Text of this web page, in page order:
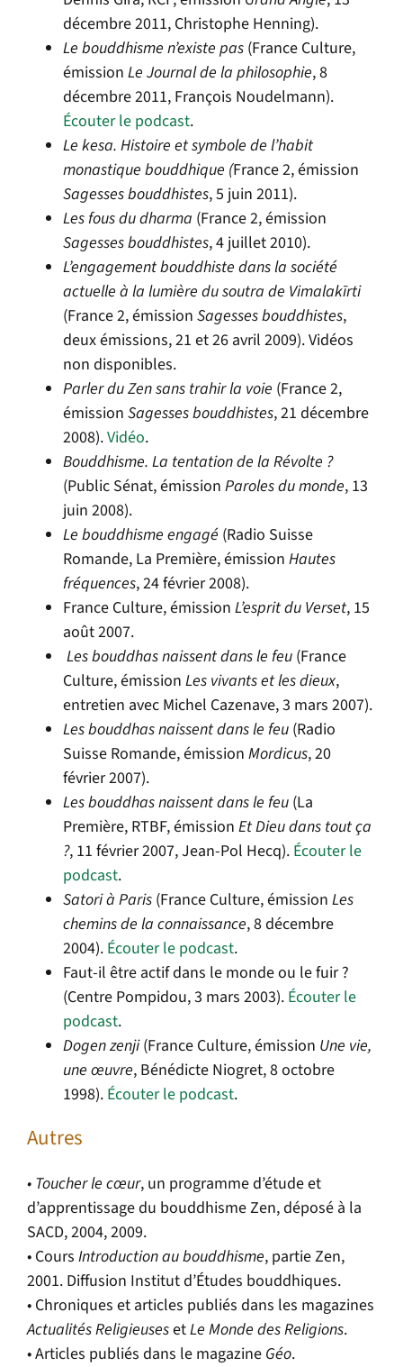
décembre 2011, Christophe Henning).
Le bouddhisme n’existe pas(France Culture,
émission Le Journal de la philosophie, 8
décembre 2011, François Noudelmann).
Écouter le podcast.
Le kesa. Histoire et symbole de l’habit
monastique bouddhique (France 2, émission
Sagesses bouddhistes, 5 juin 2011).
Les fous du dharma (France 2, émission
Sagesses bouddhistes, 4 juillet 2010).
L’engagement bouddhiste dans la société
actuelle à la lumière du soutra de Vimalakīrti
(France 2, émission Sagesses bouddhistes,
deux émissions, 21 et 26 avril 2009). Vidéos
non disponibles.
Parler du Zen sans trahir la voie (France 2,
émission Sagesses bouddhistes, 21 décembre
2008).Vidéo.
Bouddhisme. La tentation de la Révolte ?
(Public Sénat, émission Paroles du monde, 13
juin 2008).
Le bouddhisme engagé(Radio Suisse
Romande, La Première, émission Hautes
fréquences, 24 février 2008).
France Culture, émission L’esprit du Verset, 15
août 2007.
Les bouddhas naissent dans le feu(France
Culture, émission Les vivants et les dieux,
entretien avec Michel Cazenave, 3 mars 2007).
Les bouddhas naissent dans le feu(Radio
Suisse Romande, émission Mordicus, 20
février 2007).
Les bouddhas naissent dans le feu(La
Première, RTBF, émission Et Dieu dans tout ça
?, 11 février 2007, Jean-Pol Hecq). Écouter le
podcast.
Satori à Paris(France Culture, émission Les
chemins de la connaissance, 8 décembre
2004). Écouter le podcast.
Faut-il être actif dans le monde ou le fuir ?
(Centre Pompidou, 3 mars 2003). Écouter le
podcast.
Dogen zenji(France Culture, émission Une vie,
une œuvre, Bénédicte Niogret, 8 octobre
1998). Écouter le podcast.
Autres
• Toucher le cœur, un programme d’étude et
d’apprentissage du bouddhisme Zen, déposé à la
SACD, 2004, 2009.
• Cours Introduction au bouddhisme, partie Zen,
2001. Diffusion Institut d’Études bouddhiques.
• Chroniques et articles publiés dans les magazines
Actualités ReligieusesetLe Monde des Religions.
• Articles publiés dans le magazineGéo.